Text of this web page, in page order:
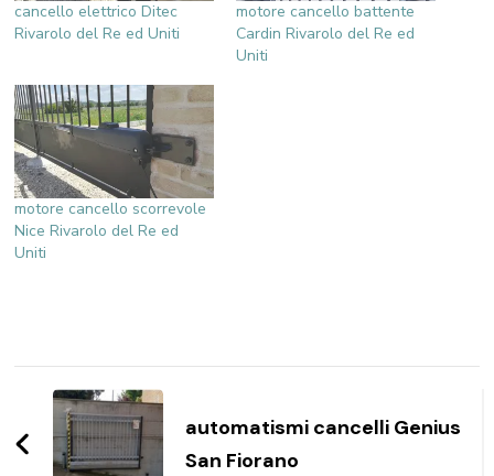
cancello elettrico Ditec
Rivarolo del Re ed Uniti
motore cancello battente
Cardin Rivarolo del Re ed
Uniti
motore cancello scorrevole
Nice Rivarolo del Re ed
Uniti
Navigazione
articoli
automatismi cancelli Genius
San Fiorano